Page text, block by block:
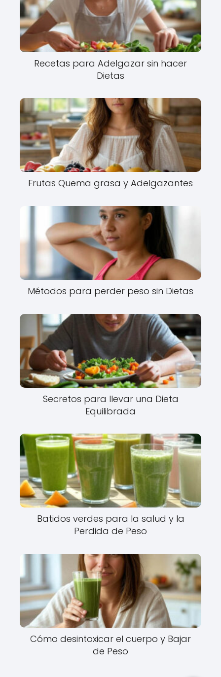
Recetas para Adelgazar sin hacer
Dietas
Frutas Quema grasa y Adelgazantes
Métodos para perder peso sin Dietas
Secretos para llevar una Dieta
Equilibrada
Batidos verdes para la salud y la
Perdida de Peso
Cómo desintoxicar el cuerpo y Bajar
de Peso